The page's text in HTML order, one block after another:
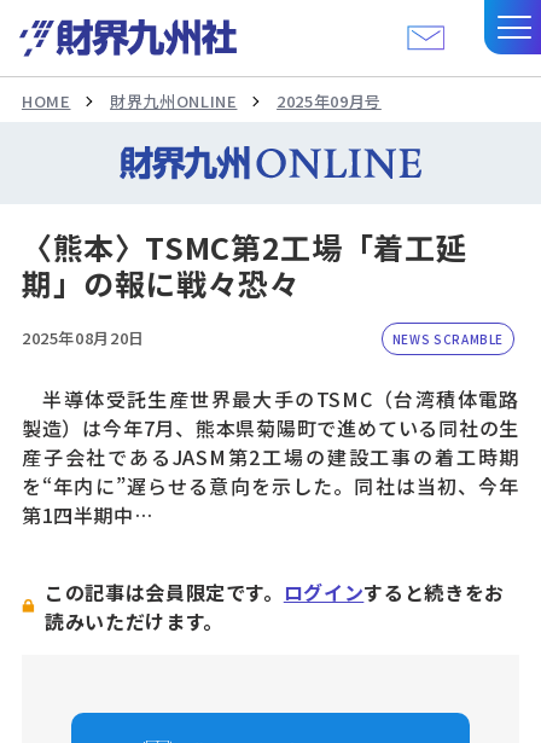
HOME 財界九州ONLINE 2025年09月号
〈熊本〉TSMC第2工場「着工延
期」の報に戦々恐々
2025年08月20日 NEWS SCRAMBLE
半導体受託生産世界最大手のTSMC（台湾積体電路
製造）は今年7月、熊本県菊陽町で進めている同社の生
産子会社であるJASM第2工場の建設工事の着工時期
を“年内に”遅らせる意向を示した。同社は当初、今年
第1四半期中…
この記事は会員限定です。 ログインすると続きをお
読みいただけます。